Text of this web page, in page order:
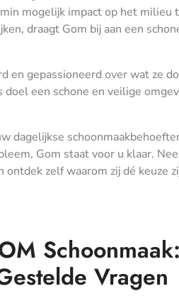
mogelijk impact op het milieu
draagt Gom bij aan een
en gepassioneerd over wat ze
een schone en veilige
dagelijkse
Gom staat voor u klaar.
zelf waarom zij dé keuze
Schoonmaak:
Vragen